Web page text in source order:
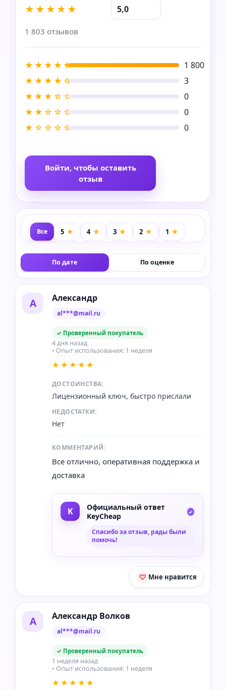
★★★★★ 5,0
1 803 отзывов
★★★★★
1 800
★★★★☆
3
★★★☆☆
0
★★☆☆☆
0
★☆☆☆☆
0
Войти, чтобы оставить
отзыв
Все
По дате По оценке
А Александр
al***@mail.ru
✓ Проверенный покупатель
4 дня назад
• Опыт использования: 1 неделя
★★★★★
ДОСТОИНСТВА:
Лицензионный ключ, быстро прислали
НЕДОСТАТКИ:
Нет
КОММЕНТАРИЙ:
Все отлично, оперативная поддержка и
доставка
Официальный ответ
KeyCheap
Спасибо за отзыв, рады были
помочь!
Мне нравится
А Александр Волков
al***@mail.ru
✓ Проверенный покупатель
1 неделя назад
• Опыт использования: 1 неделя
★★★★★